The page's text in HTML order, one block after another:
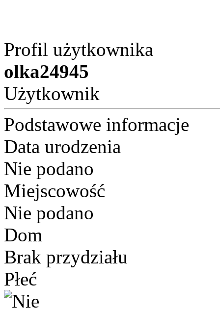
Profil użytkownika
olka24945
Użytkownik
Podstawowe informacje
Data urodzenia
Nie podano
Miejscowość
Nie podano
Dom
Brak przydziału
Płeć